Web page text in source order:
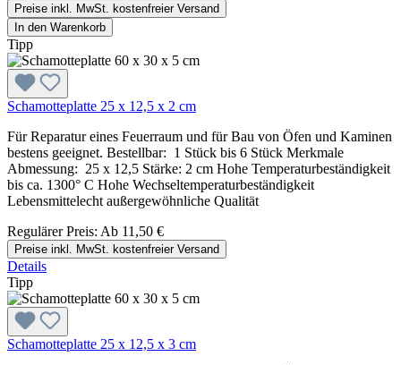
Preise inkl. MwSt. kostenfreier Versand
In den Warenkorb
Tipp
Schamotteplatte 25 x 12,5 x 2 cm
Für Reparatur eines Feuerraum und für Bau von Öfen und Kaminen
bestens geeignet. Bestellbar: 1 Stück bis 6 Stück Merkmale
Abmessung: 25 x 12,5 Stärke: 2 cm Hohe Temperaturbeständigkeit
bis ca. 1300° C Hohe Wechseltemperaturbeständigkeit
Lebensmittelecht außergewöhnliche Qualität
Regulärer Preis: Ab 11,50 €
Preise inkl. MwSt. kostenfreier Versand
Details
Tipp
Schamotteplatte 25 x 12,5 x 3 cm